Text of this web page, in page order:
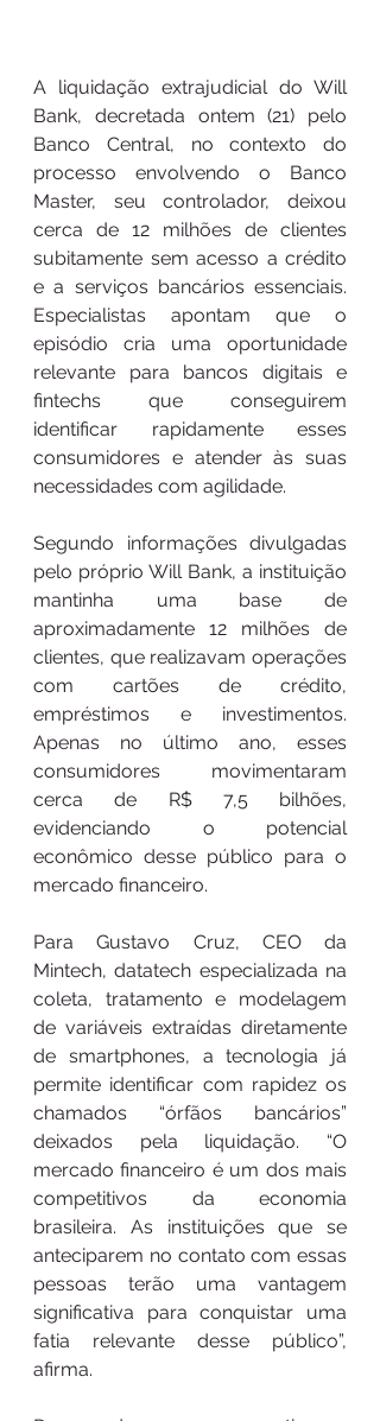
A liquidação extrajudicial do Will
Bank, decretada ontem (21) pelo
Banco Central, no contexto do
processo envolvendo o Banco
Master, seu controlador, deixou
cerca de 12 milhões de clientes
subitamente sem acesso a crédito
e a serviços bancários essenciais.
Especialistas apontam que o
episódio cria uma oportunidade
relevante para bancos digitais e
fintechs que conseguirem
identificar rapidamente esses
consumidores e atender às suas
necessidades com agilidade.
Segundo informações divulgadas
pelo próprio Will Bank, a instituição
mantinha uma base de
aproximadamente 12 milhões de
clientes, que realizavam operações
com cartões de crédito,
empréstimos e investimentos.
Apenas no último ano, esses
consumidores movimentaram
cerca de R$ 7,5 bilhões,
evidenciando o potencial
econômico desse público para o
mercado financeiro.
Para Gustavo Cruz, CEO da
Mintech, datatech especializada na
coleta, tratamento e modelagem
de variáveis extraídas diretamente
de smartphones, a tecnologia já
permite identificar com rapidez os
chamados “órfãos bancários”
deixados pela liquidação. “O
mercado financeiro é um dos mais
competitivos da economia
brasileira. As instituições que se
anteciparem no contato com essas
pessoas terão uma vantagem
significativa para conquistar uma
fatia relevante desse público”,
afirma.